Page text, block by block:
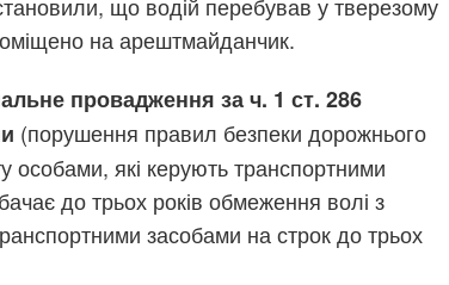
на арештмайданчик.
провадження за ч. 1 ст. 286
(порушення правил безпеки дорожнього
особами, які керують транспортними
до трьох років обмеження волі з
засобами на строк до трьох